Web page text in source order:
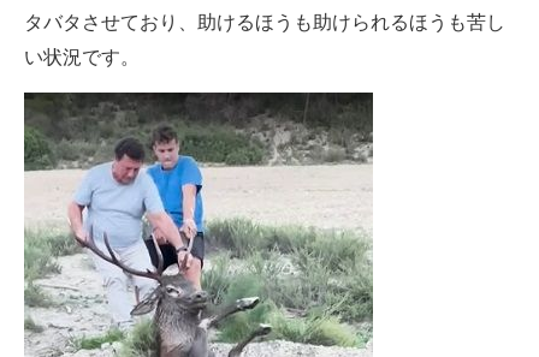
エネルギーの専門メディア
建設×テクノロジーの最前線
ちょっと気になるネットの話題
タバタさせており、助けるほうも助けられるほうも苦し
い状況です。